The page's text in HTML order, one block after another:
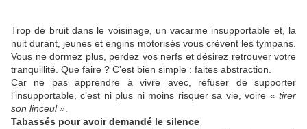
Trop de bruit dans le voisinage, un vacarme insupportable et, la
nuit durant, jeunes et engins motorisés vous crèvent les tympans.
Vous ne dormez plus, perdez vos nerfs et désirez retrouver votre
tranquillité. Que faire ? C’est bien simple : faites abstraction.
Car ne pas apprendre à vivre avec, refuser de supporter
l’insupportable, c’est ni plus ni moins risquer sa vie, voire « tirer
son linceul »
Tabassés pour avoir demandé le silence